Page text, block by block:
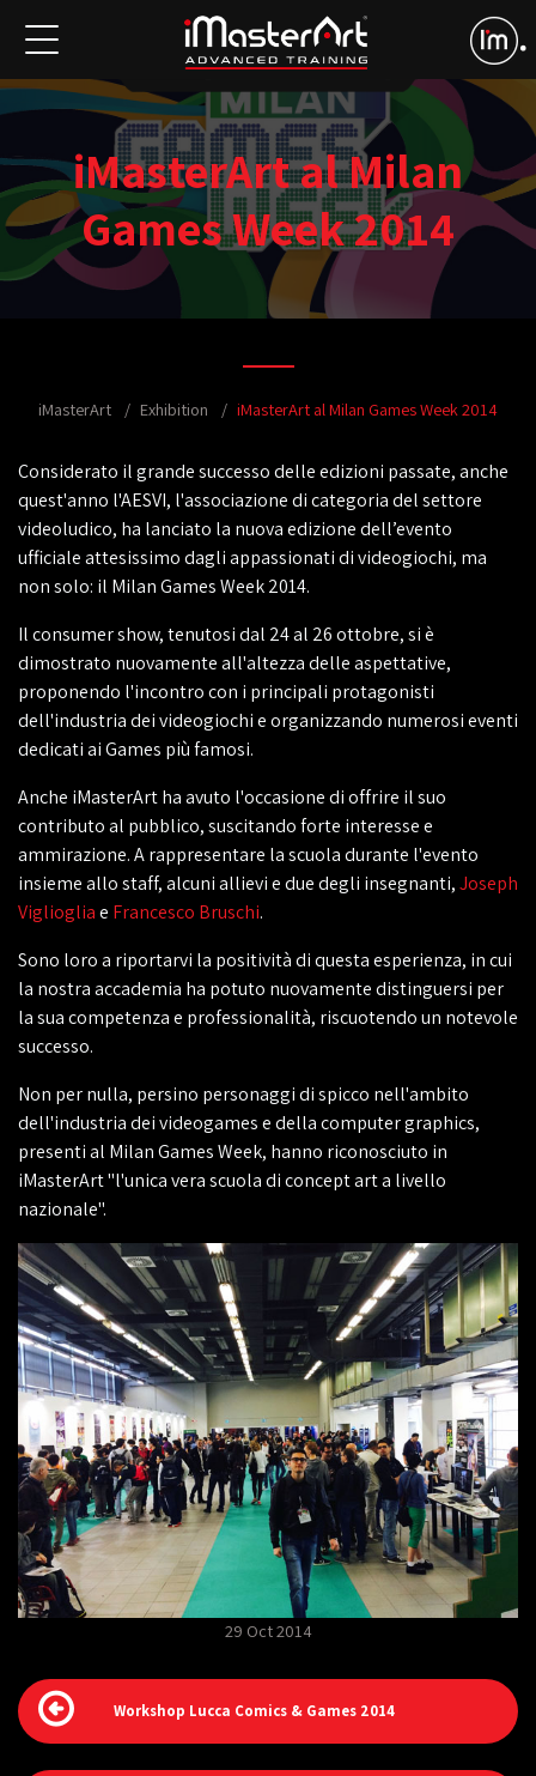
iMasterArt al Milan
Games Week 2014
iMasterArt Exhibition iMasterArt al Milan Games Week 2014
Considerato il grande successo delle edizioni passate, anche
quest'anno l'AESVI, l'associazione di categoria del settore
videoludico, ha lanciato la nuova edizione dell’evento
ufficiale attesissimo dagli appassionati di videogiochi, ma
non solo: il Milan Games Week 2014.
Il consumer show, tenutosi dal 24 al 26 ottobre, si è
dimostrato nuovamente all'altezza delle aspettative,
proponendo l'incontro con i principali protagonisti
dell'industria dei videogiochi e organizzando numerosi eventi
dedicati ai Games più famosi.
Anche iMasterArt ha avuto l'occasione di offrire il suo
contributo al pubblico, suscitando forte interesse e
ammirazione. A rappresentare la scuola durante l'evento
insieme allo staff, alcuni allievi e due degli insegnanti,Joseph
Vigliogliae Francesco Bruschi.
Sono loro a riportarvi la positività di questa esperienza, in cui
la nostra accademia ha potuto nuovamente distinguersi per
la sua competenza e professionalità, riscuotendo un notevole
successo.
Non per nulla, persino personaggi di spicco nell'ambito
dell'industria dei videogames e della computer graphics,
presenti al Milan Games Week, hanno riconosciuto in
iMasterArt "l'unica vera scuola di concept art a livello
nazionale".
29 Oct 2014
Workshop Lucca Comics & Games 2014